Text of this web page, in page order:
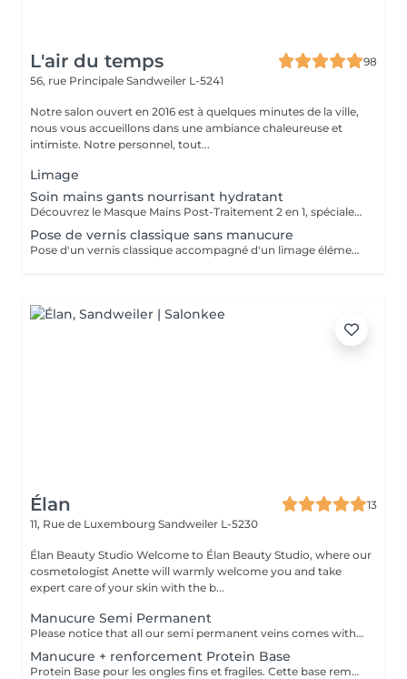
L'air du temps
98
56, rue Principale Sandweiler L-5241
Notre salon ouvert en 2016 est à quelques minutes de la ville,
nous vous accueillons dans une ambiance chaleureuse et
intimiste. Notre personnel, tout...
Limage
Soin mains gants nourrisant hydratant
Découvrez le Masque Mains Post-Traitement 2 en 1, spécialement conçu pour agir sur les signes visibles de l'âge : il agit à la fois sur les rides et les taches brunes, tout en hydratant en profondeur les ongles et cuticules. Ce masque combine un sérum régénérant et hydratant à des gants en cosméto-textile, offrant un confort optimal tout en favorisant l'absorption des actifs. La sensation de confort et d'hydratation est immédiate en les enfilant. Peut être appliqué lors d'un soin en cabine ou en onglerie.
Pose de vernis classique sans manucure
Pose d'un vernis classique accompagné d'un limage élémentaire des ongles. N'inclut PAS d'autres soins de manucure. . Tenez compte de rester par la suite quelques minutes en plus dans notre salon jusqu'à séchage complet.
Élan
13
11, Rue de Luxembourg Sandweiler L-5230
Élan Beauty Studio Welcome to Élan Beauty Studio, where our
cosmetologist Anette will warmly welcome you and take
expert care of your skin with the b...
Manucure Semi Permanent
Please notice that all our semi permanent veins comes with Manicure included
Manucure + renforcement Protein Base
Protein Base pour les ongles fins et fragiles. Cette base remplie de protéines ravivent et renforcent vos ongles. Il protège, renforce et restaure instantanément et au long terme les ongles. Formule douce et soignante qui protège la plaque naturelle de l ongle contre les agressions extérieures et les traumatismes mécaniques.